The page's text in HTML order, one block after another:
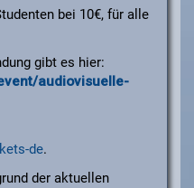
bei 10€, für alle
gibt es hier:
audiovisuelle-
de​.
der aktuellen